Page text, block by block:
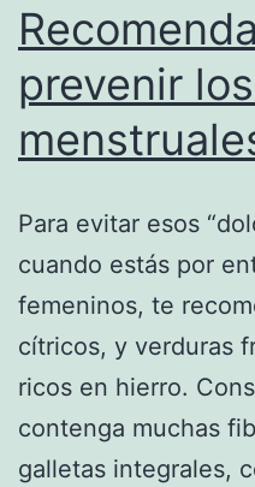
prevenir
Para evitar esos
cuando estás por
femeninos, te
cítricos, y verduras
ricos en hierro.
contenga muchas
galletas integrales,